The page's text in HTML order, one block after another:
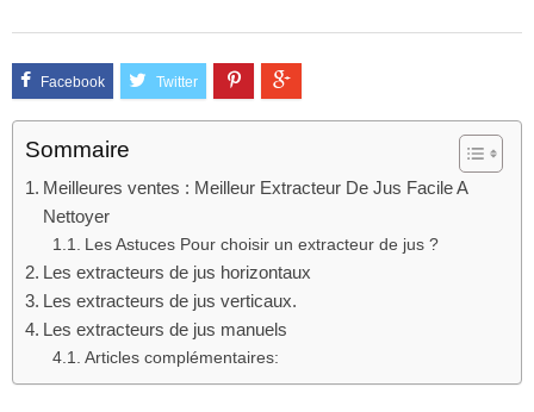
Sommaire
Meilleures ventes : Meilleur Extracteur De Jus Facile A
Nettoyer
Les Astuces Pour choisir un extracteur de jus ?
Les extracteurs de jus horizontaux
Les extracteurs de jus verticaux.
Les extracteurs de jus manuels
Articles complémentaires: